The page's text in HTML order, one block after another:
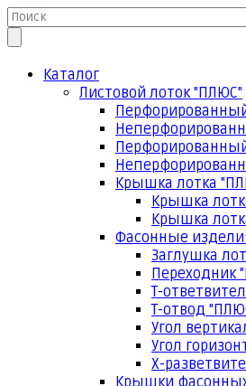
Каталог
Листовой лоток "ПЛЮС"
Крышка лотка
Крышка
Крышка
Фасонные
Заглушка
Переходник
Т-
Т-отвод
Угол
Угол
Х-
Крышки